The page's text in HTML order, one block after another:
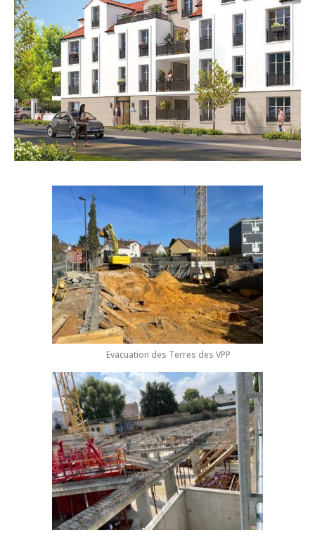
Evacuation des Terres des VPP